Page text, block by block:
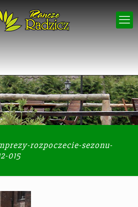
rozpoczecie-sezonu-
015